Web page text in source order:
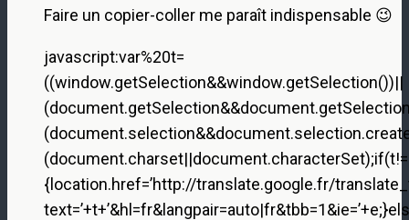
Faire un copier-coller me paraît indispensable 😉
javascript:var%20t=
((window.getSelection&&window.getSelection())||
(document.charset||document.characterSet);if(t!=
{location.href=’http://translate.google.fr/